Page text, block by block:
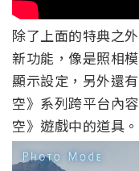
除了上面的特典之
新功能，像是照相
顯示設定，另外還
空》系列跨平台內
空》遊戲中的道具。